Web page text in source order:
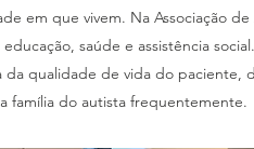
em que vivem. Na Associação
saúde e assistência
qualidade de vida do paciente,
família do autista frequentemente.